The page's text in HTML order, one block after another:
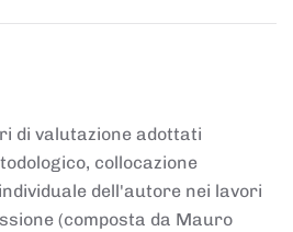
di valutazione adottati
collocazione
dell'autore nei lavori
(composta da Mauro